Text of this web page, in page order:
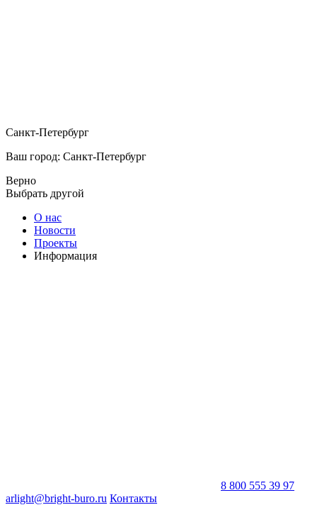
Санкт-Петербург
Ваш город: Санкт-Петербург
Верно
Выбрать другой
О нас
Новости
Проекты
Информация
8 800 555 39 97
arlight@bright-buro.ru Контакты